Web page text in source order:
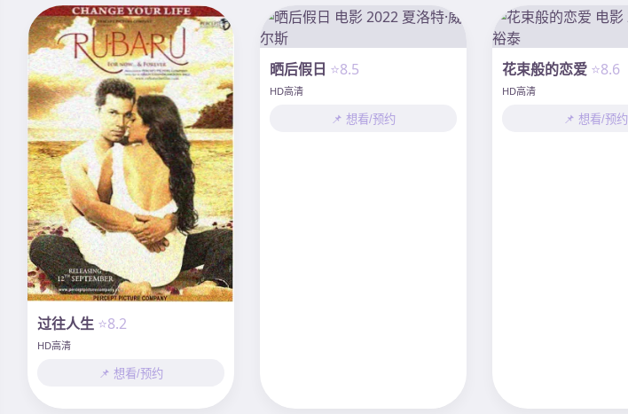
过往人生 ⭐8.2
HD高清
📌 想看/预约
晒后假日 ⭐8.5
HD高清
📌 想看/预约
花束般的恋爱 ⭐8.6
HD高清
📌 想看/预约